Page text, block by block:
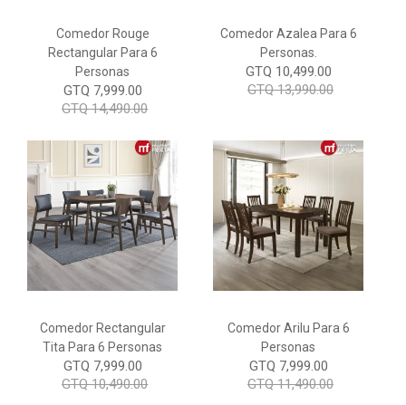
Comedor Rouge
Rectangular Para 6
Personas
GTQ 7,999.00
GTQ 14,490.00
Comedor Azalea Para 6
Personas.
GTQ 10,499.00
GTQ 13,990.00
Comedor Rectangular
Tita Para 6 Personas
GTQ 7,999.00
GTQ 10,490.00
Comedor Arilu Para 6
Personas
GTQ 7,999.00
GTQ 11,490.00